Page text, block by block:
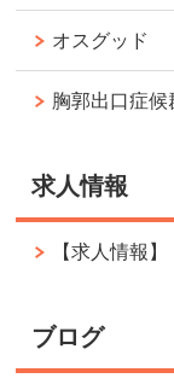
オスグッド
胸郭出口症候
求人情報
【求人情報】
ブログ